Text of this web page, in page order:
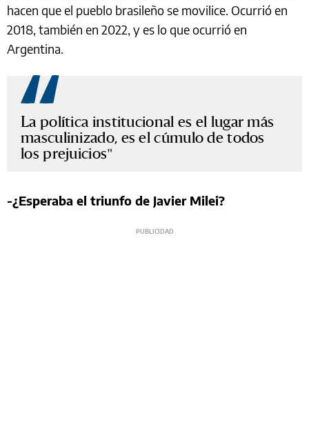
hacen que el pueblo brasileño se movilice. Ocurrió en
2018, también en 2022, y es lo que ocurrió en
Argentina.
La política institucional es el lugar más
masculinizado, es el cúmulo de todos
los prejuicios
-¿Esperaba el triunfo de Javier Milei?